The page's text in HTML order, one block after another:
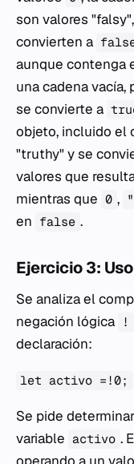
son valores
convierten a
aunque contenga
una cadena
se convierte a
objeto, incluido el
"truthy" y se
valores que
mientras que 0 ,
en false .
Ejercicio 3:
Se analiza el
negación lógica !
declaración:
let activo =!0;
Se pide
variable activo .